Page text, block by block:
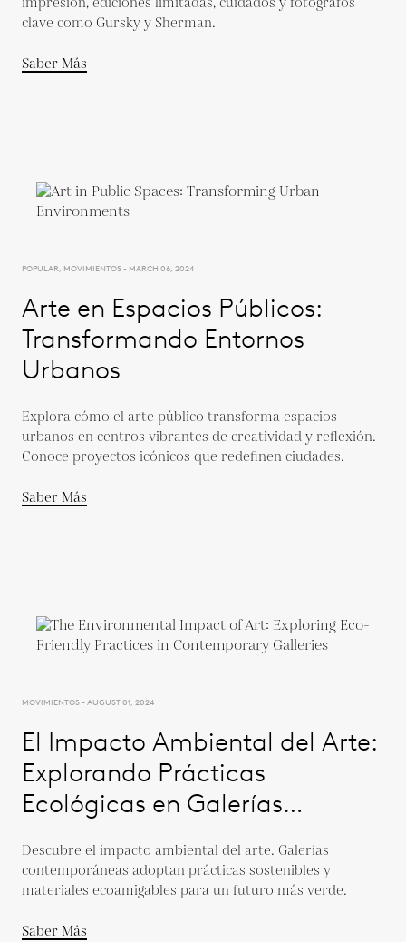
clave como Gursky y Sherman.
Saber Más
POPULAR, MOVIMIENTOS - MARCH 06, 2024
Arte en Espacios Públicos:
Transformando Entornos
Urbanos
Explora cómo el arte público transforma espacios
urbanos en centros vibrantes de creatividad y reflexión.
Conoce proyectos icónicos que redefinen ciudades.
Saber Más
MOVIMIENTOS - AUGUST 01, 2024
El Impacto Ambiental del Arte:
Explorando Prácticas
Ecológicas en Galerías
Descubre el impacto ambiental del arte. Galerías
contemporáneas adoptan prácticas sostenibles y
materiales ecoamigables para un futuro más verde.
Saber Más